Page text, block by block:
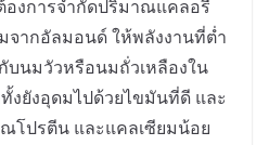
งการจำกัดปริมาณแคลอรี
จากอัลมอนด์ ให้พลังงานที่ต่ำ
บนมวัวหรือนมถั่วเหลืองใน
งยังอุดมไปด้วยไขมันที่ดี และ
โปรตีน และแคลเซียมน้อย